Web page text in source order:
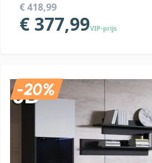
€ 418,99
€ 377,99VIP-prijs